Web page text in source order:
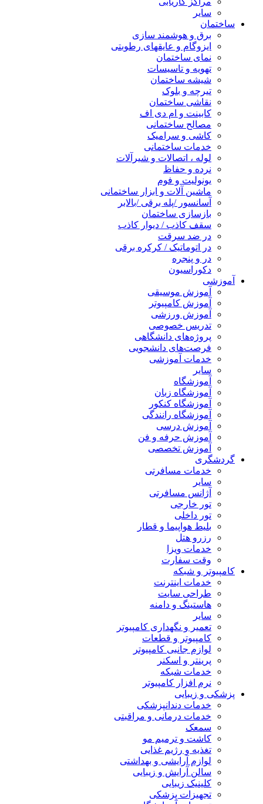
سایر
ساختمان
برق و هوشمند سازی
ایزوگام و عایقهای رطوبتی
نمای ساختمان
تهویه و تاسیسات
شیشه ساختمان
تیرچه و بلوک
نقاشی ساختمان
کابینت و ام دی اف
مصالح ساختمانی
کاشی و سرامیک
خدمات ساختمانی
لوله ، اتصالات و شیرآلات
نرده و حفاظ
یونولیت و فوم
ماشین آلات و ابزار ساختمانی
آسانسور /پله برقی /بالابر
بازسازی ساختمان
سقف کاذب / دیوار کاذب
در ضد سرقت
در اتوماتیک / کرکره برقی
در و پنجره
دکوراسیون
آموزشی
آموزش موسیقی
آموزش کامپیوتر
آموزش ورزشی
تدریس خصوصی
پروژه‌های دانشگاهی
فرصت‌های دانشجویی
خدمات آموزشی
سایر
آموزشگاه
آموزشگاه زبان
آموزشگاه کنکور
آموزشگاه رانندگی
آموزش درسی
آموزش حرفه و فن
آموزش تخصصی
گردشگری
خدمات مسافرتی
سایر
آژانس مسافرتی
تور خارجی
تور داخلی
بلیط هواپیما و قطار
رزرو هتل
خدمات ویزا
وقت سفارت
کامپیوتر و شبکه
خدمات اینترنت
طراحی سایت
هاستینگ و دامنه
سایر
تعمیر و نگهداری کامپیوتر
کامپیوتر و قطعات
لوازم جانبی کامپیوتر
پرینتر و اسکنر
خدمات شبکه
نرم افزار کامپیوتر
پزشکی و زیبایی
خدمات دندانپزشکی
خدمات درمانی و مراقبتی
سمعک
کاشت و ترمیم مو
تغذیه و رژیم غذایی
لوازم آرایشی و بهداشتی
سالن آرایش و زیبایی
کلینیک زیبایی
تجهیزات پزشکی